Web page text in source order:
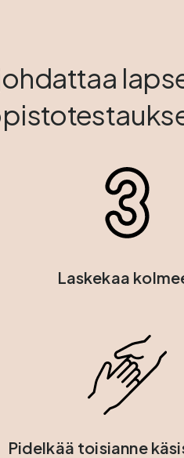
Laskekaa
Pidelkää toisianne